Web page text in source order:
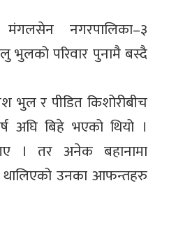
मंगलसेन नगरपालिका–३
भुलको परिवार पुनामै बस्दै
भुल र पीडित किशोरीबीच
अघि बिहे भएको थियो ।
। तर अनेक बहानामा
थालिएको उनका आफन्तहरु